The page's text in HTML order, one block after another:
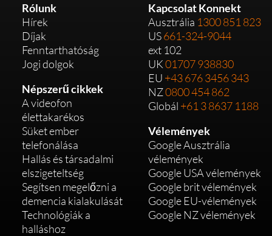
Rólunk
Hírek
Díjak
Fenntarthatóság
Jogi dolgok
Népszerű cikkek
A videofon
élettakarékos
Süket ember
telefonálása
Hallás és társadalmi
elszigeteltség
Segítsen megelőzni a
demencia kialakulását
Technológiák a
halláshoz
Kapcsolat Konnekt
Ausztrália 1300 851 823
US661-324-9044
ext 102
UK01707 938830
EU +43 676 3456 343
NZ0800 454 862
Globál +61 3 8637 1188
Vélemények
Google Ausztrália
vélemények
Google USA vélemények
Google brit vélemények
Google EU-vélemények
Google NZ vélemények